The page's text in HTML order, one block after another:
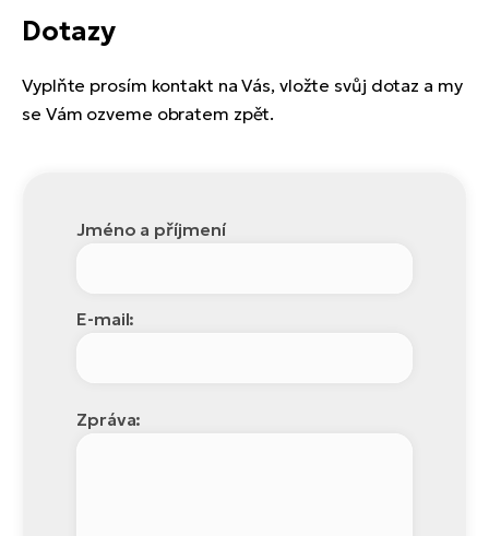
Dotazy
Vyplňte prosím kontakt na Vás, vložte svůj dotaz a my
se Vám ozveme obratem zpět.
Jméno a příjmení
E-mail:
Zpráva: